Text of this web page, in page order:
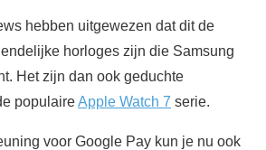
hebben uitgewezen dat dit de
horloges zijn die Samsung
Het zijn dan ook geduchte
populaireApple Watch 7 serie.
voor Google Pay kun je nu ook